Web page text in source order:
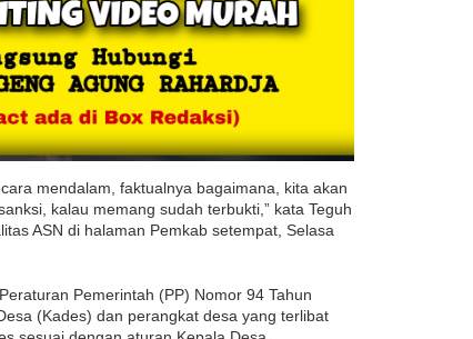
mendalam, faktualnya bagaimana, kita akan
kalau memang sudah terbukti,” kata Teguh
ASN di halaman Pemkab setempat, Selasa
Pemerintah (PP) Nomor 94 Tahun
(Kades) dan perangkat desa yang terlibat